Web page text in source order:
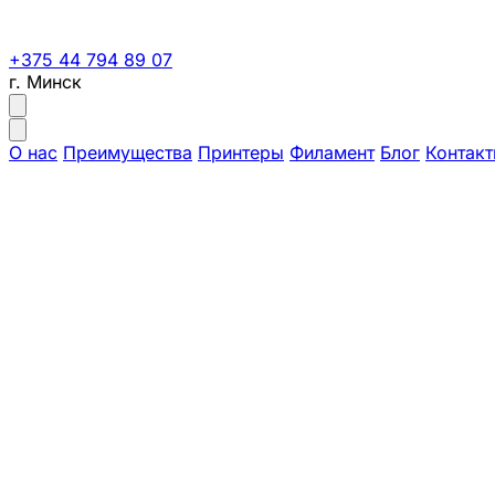
+375 44 794 89 07
г. Минск
О нас Преимущества Принтеры Филамент Блог